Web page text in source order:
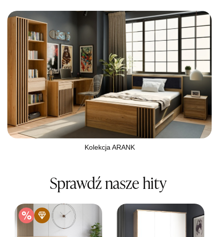
Kolekcja ARANK
Sprawdź nasze hity